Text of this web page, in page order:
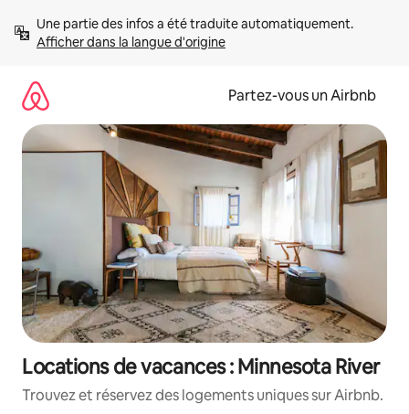
directement
Afficher dans la langue d'origine
Partez-vous un Airbnb
Locations de vacances : Minnesota River
Trouvez et réservez des logements uniques sur Airbnb.